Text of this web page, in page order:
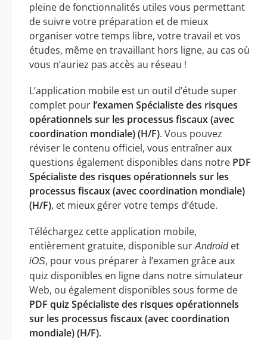
pleine de fonctionnalités utiles vous permettant
de suivre votre préparation et de mieux
organiser votre temps libre, votre travail et vos
études, même en travaillant hors ligne, au cas où
vous n’auriez pas accès au réseau !
L’application mobile est un outil d’étude super
complet pour l’examen Spécialiste des risques
opérationnels sur les processus fiscaux (avec
coordination mondiale) (H/F). Vous pouvez
réviser le contenu officiel, vous entraîner aux
questions également disponibles dans notre PDF
Spécialiste des risques opérationnels sur les
processus fiscaux (avec coordination mondiale)
(H/F), et mieux gérer votre temps d’étude.
Téléchargez cette application mobile,
entièrement gratuite, disponible surAndroidet
iOS, pour vous préparer à l’examen grâce aux
quiz disponibles en ligne dans notre simulateur
Web, ou également disponibles sous forme de
PDF quiz Spécialiste des risques opérationnels
sur les processus fiscaux (avec coordination
mondiale) (H/F).